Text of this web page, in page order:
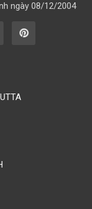
15/08
Quý 23/08
ngày 08/12/2004